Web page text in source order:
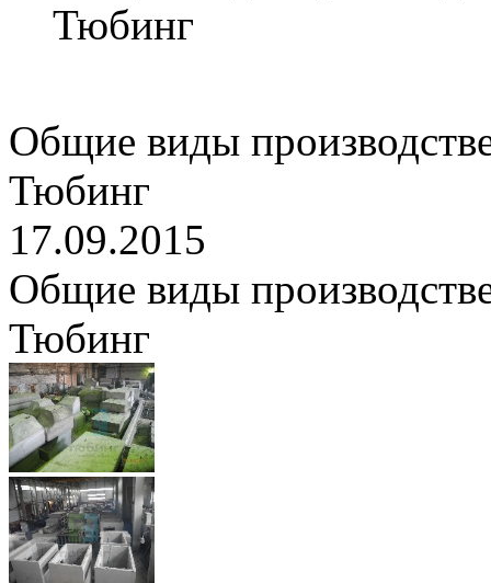
Тюбинг
Общие виды
Тюбинг
17.09.2015
Общие виды
Тюбинг